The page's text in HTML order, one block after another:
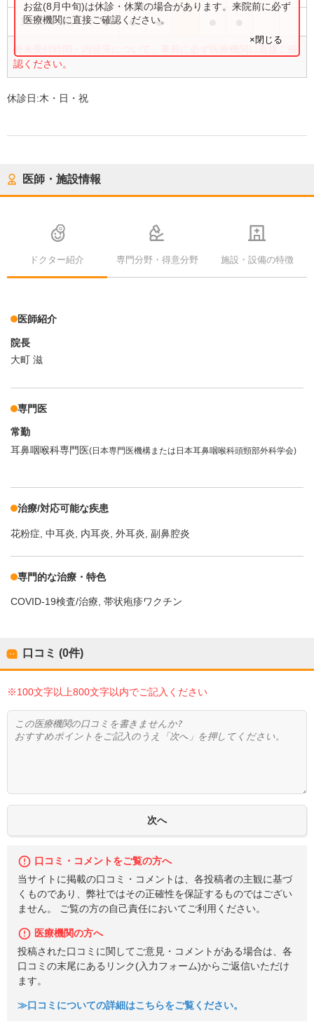
15:00〜18:00 ● ● ●
外来受付時間・内容等について、事前に必ず医療機関に直接ご確
認ください。
お盆(8月中旬)は休診・休業の場合があります。来院前に必ず
医療機関に直接ご確認ください。
×閉じる
休診日:木・日・祝
医師・施設情報
ドクター紹介 専門分野・得意分野 施設・設備の特徴
医師紹介
院長
大町 滋
専門医
常勤
耳鼻咽喉科専門医(日本専門医機構または日本耳鼻咽喉科頭頸部外科学会)
治療/対応可能な疾患
花粉症 中耳炎 内耳炎 外耳炎 副鼻腔炎
専門的な治療・特色
COVID-19検査/治療 帯状疱疹ワクチン
口コミ (0件)
※100文字以上800文字以内でご記入ください
口コミ・コメントをご覧の方へ
当サイトに掲載の口コミ・コメントは、各投稿者の主観に基づ
くものであり、弊社ではその正確性を保証するものではござい
ません。 ご覧の方の自己責任においてご利用ください。
医療機関の方へ
投稿された口コミに関してご意見・コメントがある場合は、各
口コミの末尾にあるリンク(入力フォーム)からご返信いただけ
ます。
≫口コミについての詳細はこちらをご覧ください。